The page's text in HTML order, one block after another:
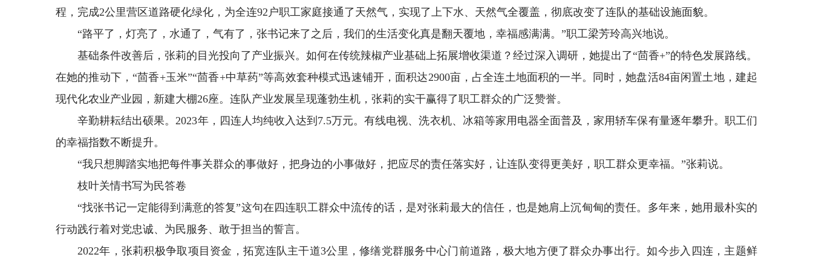
程，完成2公里营区道路硬化绿化，为全连92户职工家庭接通了天然气，实现了上下水、天然气全覆盖，彻底改变了连队的基础设施面貌。
“路平了，灯亮了，水通了，气有了，张书记来了之后，我们的生活变化真是翻天覆地，幸福感满满。”职工梁芳玲高兴地说。
基础条件改善后，张莉的目光投向了产业振兴。如何在传统辣椒产业基础上拓展增收渠道？经过深入调研，她提出了“茴香+”的特色发展路线。
在她的推动下，“茴香+玉米”“茴香+中草药”等高效套种模式迅速铺开，面积达2900亩，占全连土地面积的一半。同时，她盘活84亩闲置土地，建起
现代化农业产业园，新建大棚26座。连队产业发展呈现蓬勃生机，张莉的实干赢得了职工群众的广泛赞誉。
辛勤耕耘结出硕果。2023年，四连人均纯收入达到7.5万元。有线电视、洗衣机、冰箱等家用电器全面普及，家用轿车保有量逐年攀升。职工们
的幸福指数不断提升。
“我只想脚踏实地把每件事关群众的事做好，把身边的小事做好，把应尽的责任落实好，让连队变得更美好，职工群众更幸福。”张莉说。
枝叶关情书写为民答卷
“找张书记一定能得到满意的答复”这句在四连职工群众中流传的话，是对张莉最大的信任，也是她肩上沉甸甸的责任。多年来，她用最朴实的
行动践行着对党忠诚、为民服务、敢于担当的誓言。
2022年，张莉积极争取项目资金，拓宽连队主干道3公里，修缮党群服务中心门前道路，极大地方便了群众办事出行。如今步入四连，主题鲜